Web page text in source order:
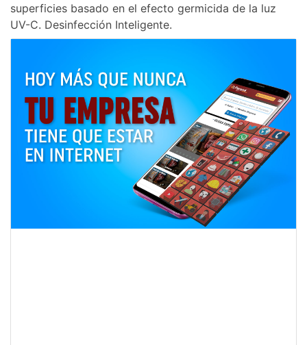
superficies basado en el efecto germicida de la luz
UV-C. Desinfección Inteligente.